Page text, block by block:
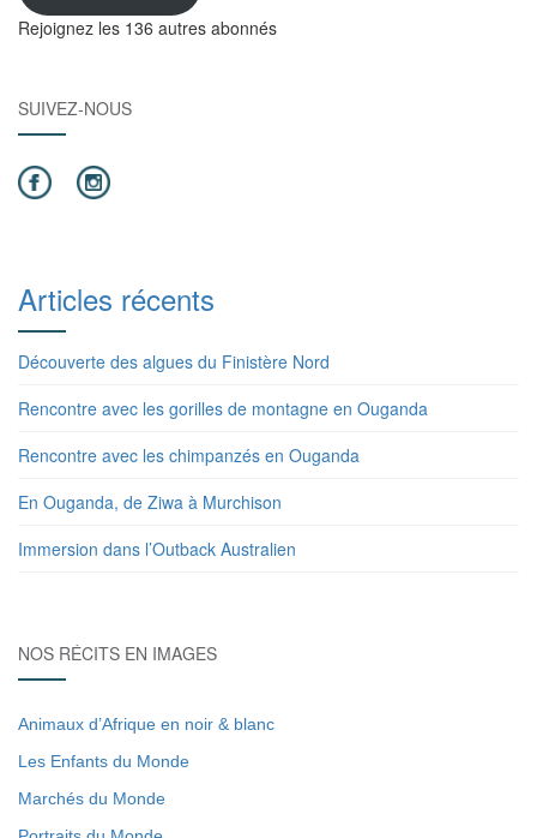
Rejoignez les 136 autres abonnés
SUIVEZ-NOUS
Articles récents
Découverte des algues du Finistère Nord
Rencontre avec les gorilles de montagne en Ouganda
Rencontre avec les chimpanzés en Ouganda
En Ouganda, de Ziwa à Murchison
Immersion dans l’Outback Australien
NOS RÉCITS EN IMAGES
Animaux d’Afrique en noir & blanc
Les Enfants du Monde
Marchés du Monde